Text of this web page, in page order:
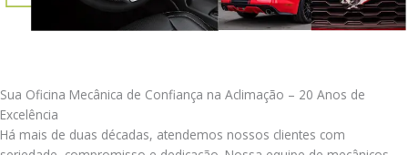
Sua Oficina Mecânica de Confiança na Aclimação – 20 Anos de
Excelência
Há mais de duas décadas, atendemos nossos clientes com